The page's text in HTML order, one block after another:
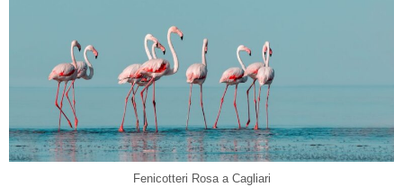
Fenicotteri Rosa a Cagliari